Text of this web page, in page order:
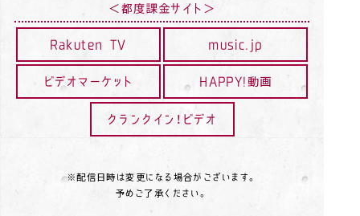
＜都度課金サイト＞
Rakuten TV music.jp
ビデオマーケット HAPPY!動画
クランクイン！ビデオ
※配信日時は変更になる場合がございます。
予めご了承ください。